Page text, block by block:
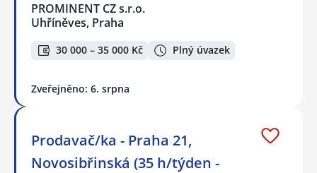
PROMINENT CZ s.r.o.
Uhříněves, Praha
30 000 – 35 000 Kč Plný úvazek
Zveřejněno: 6. srpna
Prodavač/ka - Praha 21,
Novosibřinská (35 h/týden -